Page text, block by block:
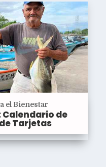
el Bienestar
Calendario de
Tarjetas